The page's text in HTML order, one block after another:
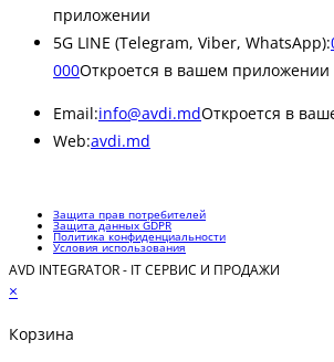
приложении
5G LINE (Telegram, Viber, WhatsApp):
000Откроется в вашем приложении
Email:info@avdi.mdОткроется в
Web:avdi.md
Защита прав потребителей
Защита данных GDPR
Политика конфиденциальности
Условия использования
AVD INTEGRATOR - IT СЕРВИС И ПРОДАЖИ
×
Корзина